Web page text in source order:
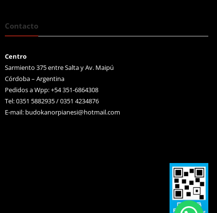
Contacto
Centro
Sarmiento 375 entre Salta y Av. Maipú
Córdoba – Argentina
Pedidos a Wpp: +54 351-6864308
Tel: 0351 5882935 / 0351 4234876
E-mail: budokanorpianesi@hotmail.com